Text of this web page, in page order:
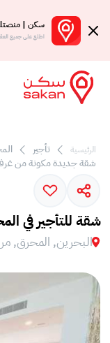
سكن | منصتك
اطلع على جميع
بالعمولة
الرئيسية تأجير
شقة جديدة مكونة من
شقة للتأجير في
البحرين, المحرق,